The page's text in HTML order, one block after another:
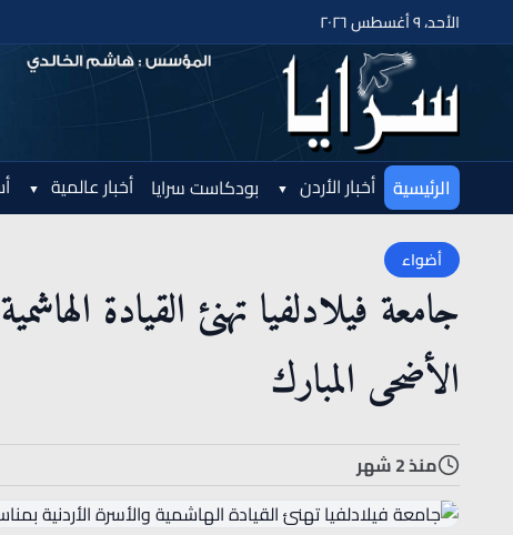
الأحد، ٩ أغسطس ٢٠٢٦
الرئيسية أخبار الأردن بودكاست سرايا أخبار عالمية
أضواء
جامعة فيلادلفيا تهنئ القيادة
الأضحى المبارك
منذ 2 شهر